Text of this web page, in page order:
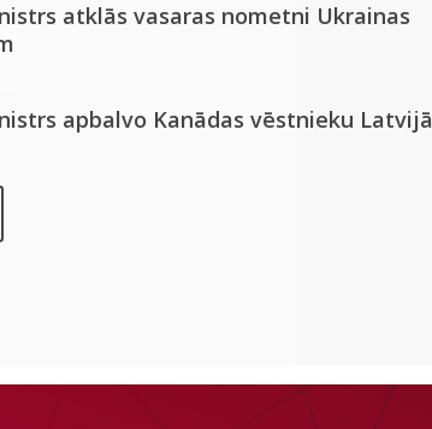
atklās vasaras nometni Ukrainas
apbalvo Kanādas vēstnieku Latvijā